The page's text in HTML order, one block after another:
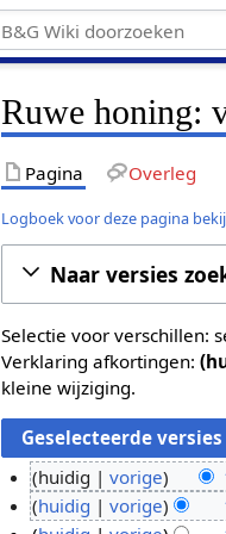
Ruwe honing:
Pagina Overleg
Logboek voor deze pagina
Naar versies
Selectie voor verschillen:
Verklaring afkortingen:
kleine wijziging.
1
huidig vorige
G
e
huidig vorige